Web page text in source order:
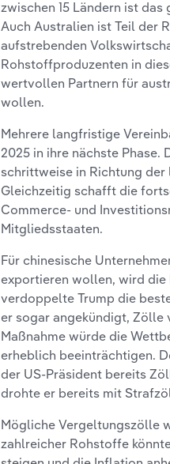
zwischen 15 Ländern ist
Auch Australien ist Teil der
aufstrebenden
Rohstoffproduzenten in
wertvollen Partnern für
wollen.
Mehrere langfristige
2025 in ihre nächste
schrittweise in Richtung der
Gleichzeitig schafft die
Commerce- und
Mitgliedsstaaten.
Für chinesische
exportieren wollen, wird die
verdoppelte Trump die
er sogar angekündigt, Zölle
Maßnahme würde die
erheblich beeinträchtigen.
der US-Präsident bereits
drohte er bereits mit
Mögliche Vergeltungszölle
zahlreicher Rohstoffe